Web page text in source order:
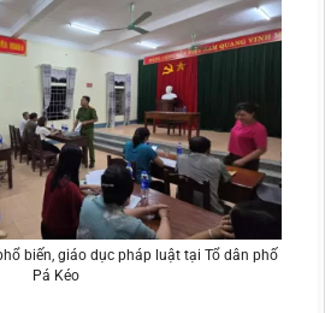
biến, giáo dục pháp luật tại Tổ dân phố
Pá Kéo